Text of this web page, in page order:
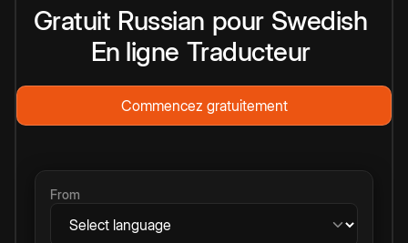
Gratuit Russian pour Swedish
En ligne Traducteur
Commencez gratuitement
From